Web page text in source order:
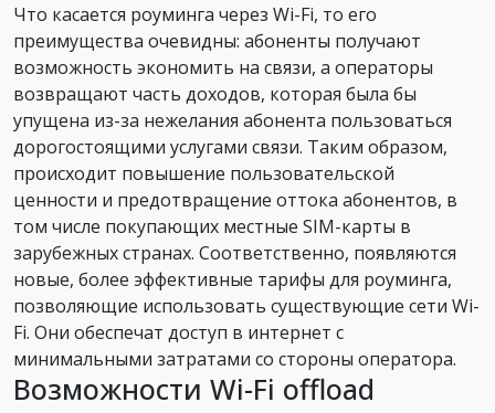
Что касается роуминга через Wi-Fi, то его
преимущества очевидны: абоненты получают
возможность экономить на связи, а операторы
возвращают часть доходов, которая была бы
упущена из-за нежелания абонента пользоваться
дорогостоящими услугами связи. Таким образом,
происходит повышение пользовательской
ценности и предотвращение оттока абонентов, в
том числе покупающих местные SIM-карты в
зарубежных странах. Соответственно, появляются
новые, более эффективные тарифы для роуминга,
позволяющие использовать существующие сети Wi-
Fi. Они обеспечат доступ в интернет с
минимальными затратами со стороны оператора.
Возможности Wi-Fi offload